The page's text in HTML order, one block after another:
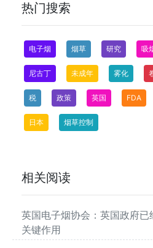
热门搜索
电子烟 烟草 研究 吸
尼古丁 未成年 雾化
税 政策 英国 FDA
日本 烟草控制
相关阅读
英国电子烟协会：英国政府
关键作用